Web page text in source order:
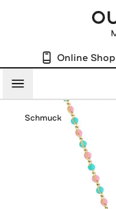
Online Shop
Menü
Schmuck